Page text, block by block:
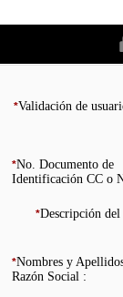
*Validación de
*No. Documento de
Identificación CC o
*Descripción del
*Nombres y
Razón Social :